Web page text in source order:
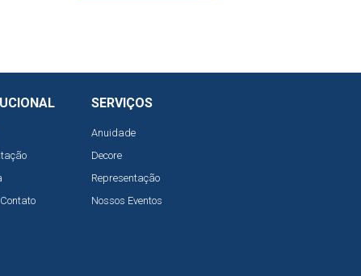
SERVIÇOS
Anuidade
Decore
Representação
Nossos Eventos